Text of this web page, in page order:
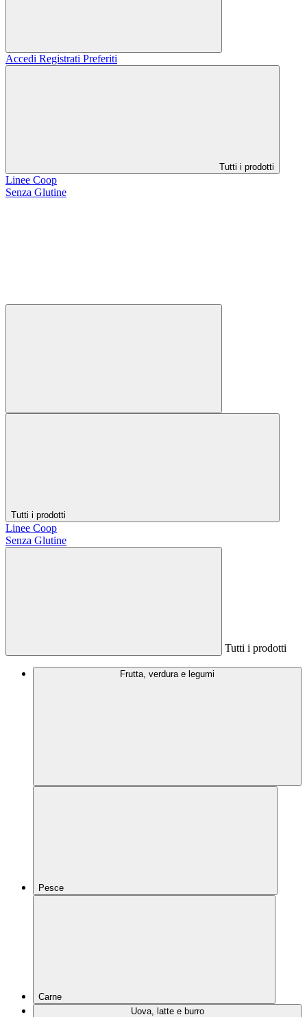
Accedi Registrati Preferiti
Tutti i prodotti
Linee Coop
Senza Glutine
Tutti i prodotti
Linee Coop
Senza Glutine
Tutti i prodotti
Frutta, verdura e legumi
Pesce
Carne
Uova, latte e burro